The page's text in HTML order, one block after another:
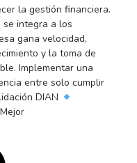
la gestión financiera.
integra a los
gana velocidad,
y la toma de
Implementar una
entre solo cumplir
DIAN
Mejor